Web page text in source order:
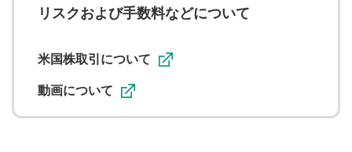
に関する著作者人格権を行使しないことに同意します。利
用者が投稿したコメントは、当社サービスの広告・宣伝、
ることがあります。
リスクおよび手数料などについて
米国株取引について
動画について